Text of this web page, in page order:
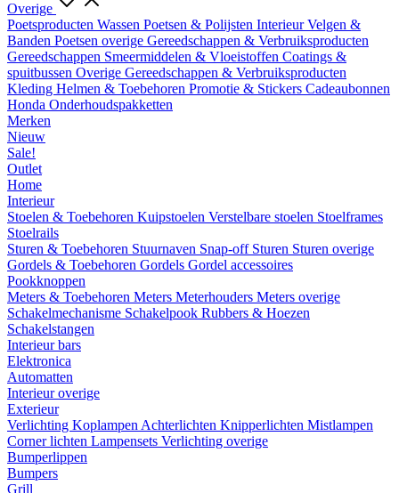
Overige
Poetsproducten Wassen Poetsen & Polijsten InterieurVelgen &
Banden Poetsen overige Gereedschappen & Verbruiksproducten
Gereedschappen Smeermiddelen & Vloeistoffen Coatings &
spuitbussen Overige Gereedschappen & Verbruiksproducten
Kleding Helmen & Toebehoren Promotie & Stickers Cadeaubonnen
Honda Onderhoudspakketten
Merken
Nieuw
Sale!
Outlet
Home
Interieur
Stoelen & Toebehoren Kuipstoelen Verstelbare stoelen Stoelframes
Stoelrails
Sturen & Toebehoren Stuurnaven Snap-off Sturen Sturen overige
Gordels & Toebehoren Gordels Gordel accessoires
Pookknoppen
Meters & Toebehoren Meters Meterhouders Meters overige
Schakelmechanisme Schakelpook Rubbers & Hoezen
Schakelstangen
Interieur bars
Elektronica
Automatten
Interieur overige
Exterieur
Verlichting Koplampen Achterlichten Knipperlichten Mistlampen
Corner lichten Lampensets Verlichting overige
Bumperlippen
Bumpers
Grill